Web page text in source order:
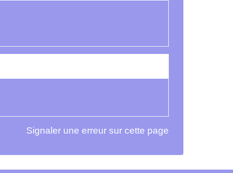
Signaler une erreur sur cette page